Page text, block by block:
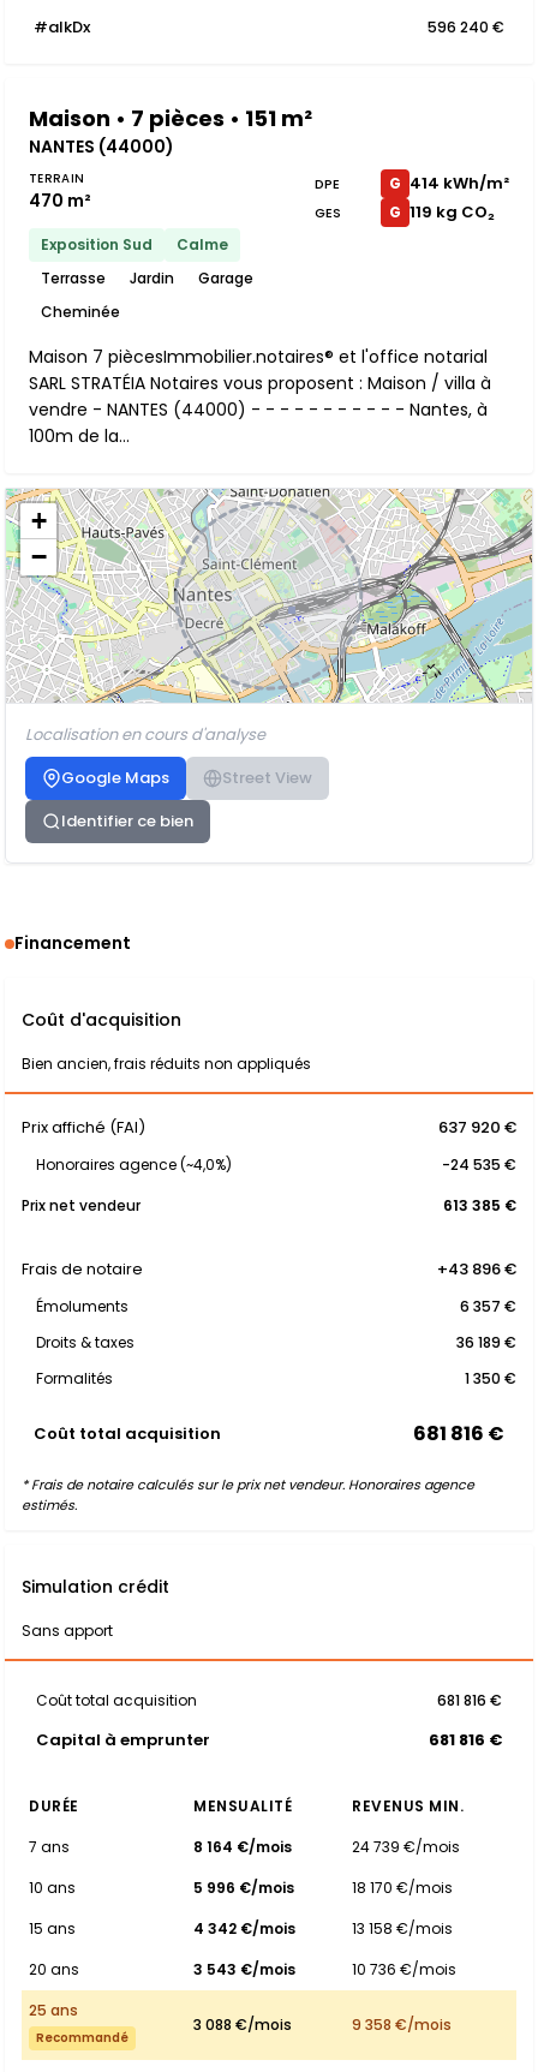
#aIkDx 596 240 €
Maison • 7 pièces • 151 m²
NANTES (44000)
TERRAIN
470 m²
Exposition Sud
Calme
Terrasse
Jardin
Garage
Cheminée
DPE G 414 kWh/m²
GES G 119 kg CO₂
Maison 7 piècesImmobilier.notaires® et l'office notarial
SARL STRATÉIA Notaires vous proposent : Maison / villa à
vendre - NANTES (44000) - - - - - - - - - - - Nantes, à
100m de la...
+
−
Localisation en cours d'analyse
Google Maps
Street View
Identifier ce bien
Financement
Coût d'acquisition
Bien ancien, frais réduits non appliqués
Prix affiché (FAI) 637 920 €
Honoraires agence (~4,0%)
-24 535 €
Prix net vendeur
613 385 €
Frais de notaire +43 896 €
Émoluments
6 357 €
Droits & taxes
36 189 €
Formalités
1 350 €
Coût total acquisition 681 816 €
* Frais de notaire calculés sur le prix net vendeur. Honoraires agence
estimés.
Simulation crédit
Sans apport
Coût total acquisition 681 816 €
Capital à emprunter 681 816 €
DURÉE MENSUALITÉ
REVENUS MIN.
7 ans
8 164 €/mois
24 739 €/mois
10 ans
5 996 €/mois
18 170 €/mois
15 ans
4 342 €/mois
13 158 €/mois
20 ans
3 543 €/mois
10 736 €/mois
25 ans
Recommandé
3 088 €/mois 9 358 €/mois